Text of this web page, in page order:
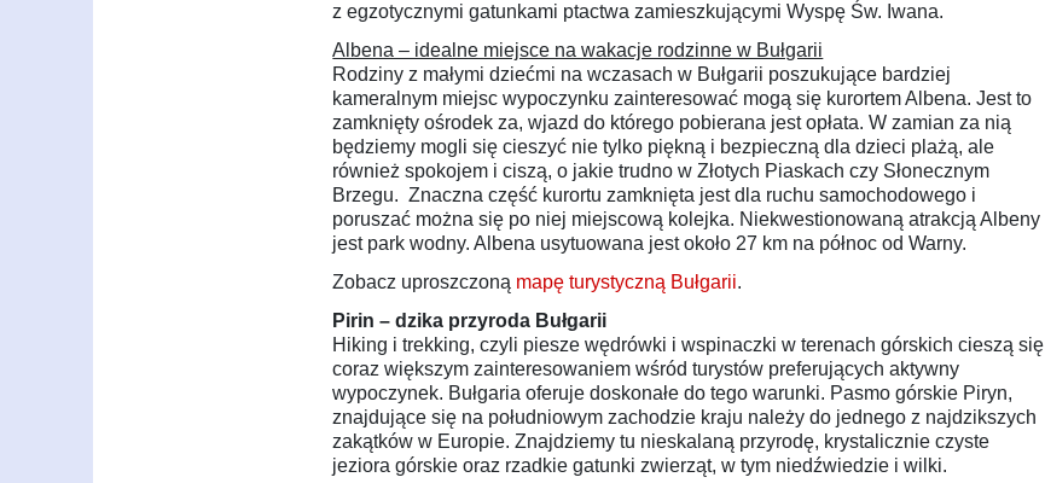
z egzotycznymi gatunkami ptactwa zamieszkującymi Wyspę Św. Iwana.
Albena – idealne miejsce na wakacje rodzinne w Bułgarii
Rodziny z małymi dziećmi na wczasach w Bułgarii poszukujące bardziej
kameralnym miejsc wypoczynku zainteresować mogą się kurortem Albena. Jest to
zamknięty ośrodek za, wjazd do którego pobierana jest opłata. W zamian za nią
będziemy mogli się cieszyć nie tylko piękną i bezpieczną dla dzieci plażą, ale
również spokojem i ciszą, o jakie trudno w Złotych Piaskach czy Słonecznym
Brzegu. Znaczna część kurortu zamknięta jest dla ruchu samochodowego i
poruszać można się po niej miejscową kolejka. Niekwestionowaną atrakcją Albeny
jest park wodny. Albena usytuowana jest około 27 km na północ od Warny.
Zobacz uproszczoną mapę turystyczną Bułgarii.
Pirin – dzika przyroda Bułgarii
Hiking i trekking, czyli piesze wędrówki i wspinaczki w terenach górskich cieszą się
coraz większym zainteresowaniem wśród turystów preferujących aktywny
wypoczynek. Bułgaria oferuje doskonałe do tego warunki. Pasmo górskie Piryn,
znajdujące się na południowym zachodzie kraju należy do jednego z najdzikszych
zakątków w Europie. Znajdziemy tu nieskalaną przyrodę, krystalicznie czyste
jeziora górskie oraz rzadkie gatunki zwierząt, w tym niedźwiedzie i wilki.